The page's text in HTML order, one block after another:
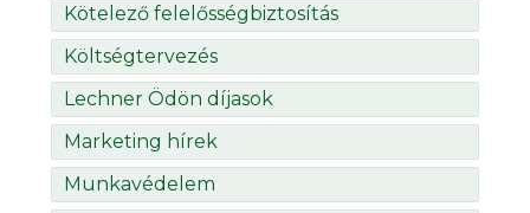
Kötelező felelősségbiztosítás
Költségtervezés
Lechner Ödön díjasok
Marketing hírek
Munkavédelem